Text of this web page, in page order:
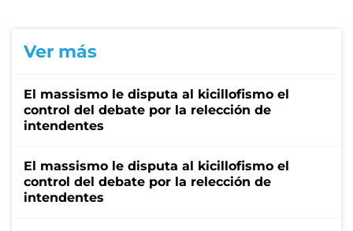
Ver más
El massismo le disputa al kicillofismo el
control del debate por la relección de
intendentes
El massismo le disputa al kicillofismo el
control del debate por la relección de
intendentes